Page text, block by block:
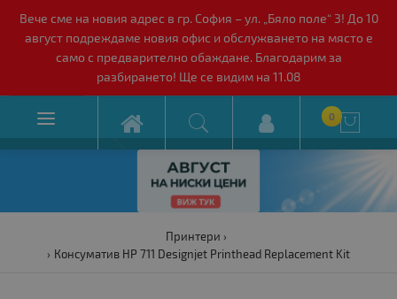
Вече сме на новия адрес в гр. София – ул. „Бяло поле“ 3! До 10
август подреждаме новия офис и обслужването на място е
само с предварително обаждане. Благодарим за
разбирането! Ще се видим на 11.08
 0 
Принтери
Консуматив HP 711 Designjet Printhead Replacement Kit